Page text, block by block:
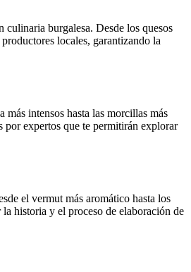
burgalesa. Desde los quesos
locales, garantizando la
intensos hasta las morcillas más
por expertos que te permitirán explorar
el vermut más aromático hasta los
historia y el proceso de elaboración de